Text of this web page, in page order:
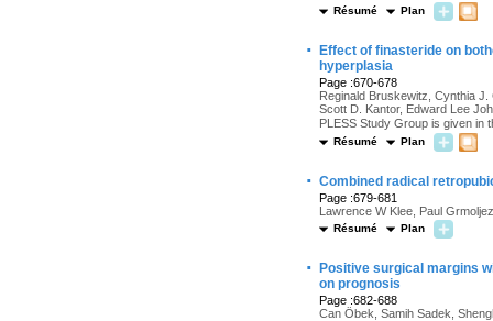
Résumé Plan
·
Effect of finasteride on
hyperplasia
Page :670-678
Reginald Bruskewitz, Cynthia
Scott D. Kantor, Edward Lee
PLESS Study Group is given in
Résumé Plan
· Combined radical
Page :679-681
Lawrence W Klee, Paul Grmoljez
Résumé Plan
·
Positive surgical margins
on prognosis
Page :682-688
Can Öbek, Samih Sadek,